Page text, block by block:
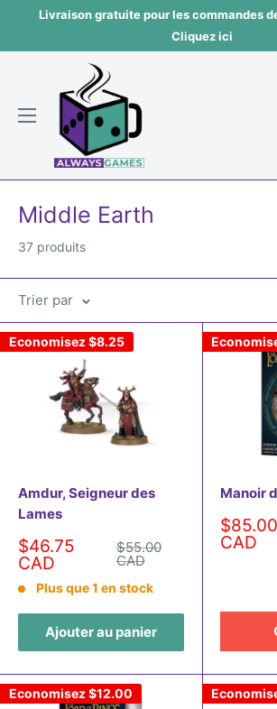
PasserLivraison gratuite pour les commandes
Cliquez ici
Always
games
Middle Earth
37 produits
Trier par
Economisez$8.25
Amdur, Seigneur des
Lames
Prix
réduit
$46.75
CAD
Prix
normal
$55.00
CAD
Plus que 1 en stock
Ajouter au panier
Manoir
Prix
réduit
$85.00
CAD
Economisez$12.00